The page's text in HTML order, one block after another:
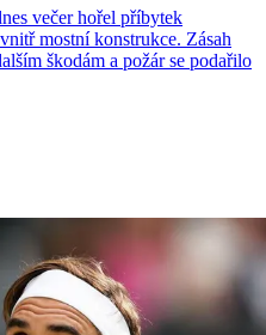
večer hořel příbytek
mostní konstrukce. Zásah
škodám a požár se podařilo